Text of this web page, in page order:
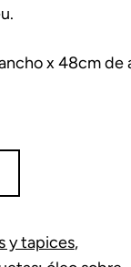
x 48cm de
y tapices,